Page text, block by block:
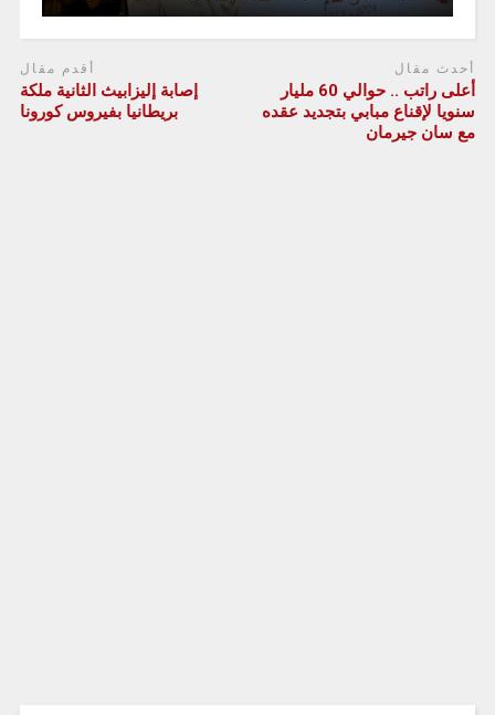
أحدث مقال
أعلى راتب .. حوالي 60 مليار
سنويا لإقناع مبابي بتجديد عقده
مع سان جيرمان
أقدم مقال
إصابة إليزابيث الثانية ملكة
بريطانيا بفيروس كورونا